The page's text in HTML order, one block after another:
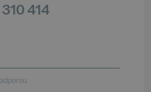
414